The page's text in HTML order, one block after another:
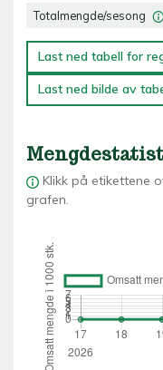
Totalmengde/sesong
Last ned tabell for
Last ned bilde av
Klikk på etikettene
grafen.